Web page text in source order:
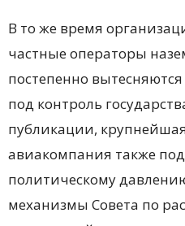
В то же время
частные операторы
постепенно
под контроль
публикации,
авиакомпания также
политическому
механизмы Совета по